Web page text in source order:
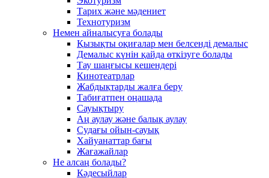
Тарих және мәдениет
Технотуризм
Немен айналысуға болады
Қызықты оқиғалар мен белсенді демалыс
Демалыс күнін қайда өткізуге болады
Тау шаңғысы кешендері
Кинотеатрлар
Жабдықтарды жалға беру
Табиғатпен оңашада
Сауықтыру
Аң аулау және балық аулау
Судағы ойын-сауық
Хайуанаттар бағы
Жағажайлар
Не алсаң болады?
Кәдесыйлар